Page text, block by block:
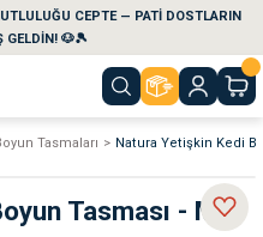
CEPTE — PATİ DOSTLARIN
GELDİN! 🐶🎾
Tasmaları Natura Yetişkin Kedi
Tasması - Mor